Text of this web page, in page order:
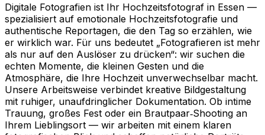
Digitale Fotografien ist Ihr Hochzeitsfotograf in Essen —
spezialisiert auf emotionale Hochzeitsfotografie und
authentische Reportagen, die den Tag so erzählen, wie
er wirklich war. Für uns bedeutet „Fotografieren ist mehr
als nur auf den Auslöser zu drücken“: wir suchen die
echten Momente, die kleinen Gesten und die
Atmosphäre, die Ihre Hochzeit unverwechselbar macht.
Unsere Arbeitsweise verbindet kreative Bildgestaltung
mit ruhiger, unaufdringlicher Dokumentation. Ob intime
Trauung, großes Fest oder ein Brautpaar‑Shooting an
Ihrem Lieblingsort — wir arbeiten mit einem klaren